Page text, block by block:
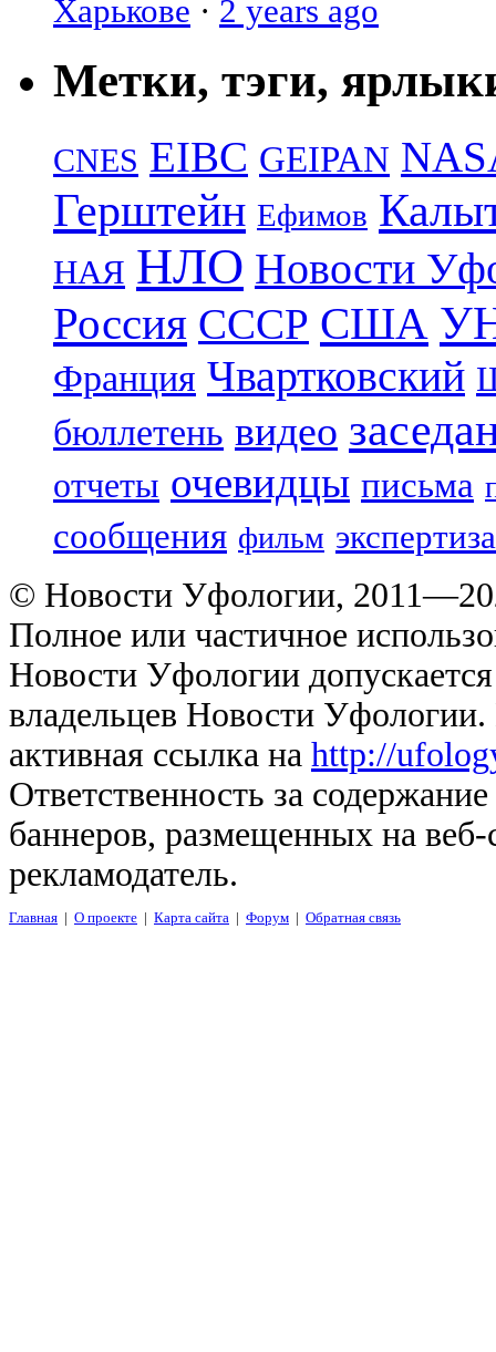
Харькове · 2 years ago
Метки, тэги,
CNES EIBC GEIPAN
Герштейн Ефимов
НАЯ НЛО Новости
Россия СССР США
Франция Чвартковский
бюллетень видео
отчеты очевидцы письма
сообщения фильм экспертиза
© Новости Уфологии,
Полное или частичное
Новости Уфологии
владельцев Новости
активная ссылка на http://
Ответственность за
баннеров, размещенных на
рекламодатель.
Главная | О проекте | Карта сайта | Форум | Обратная связь